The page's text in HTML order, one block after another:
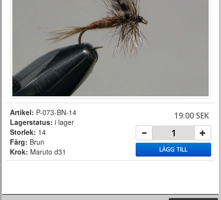
Artikel: P-073-BN-14
Lagerstatus: i lager
Storlek: 14
Färg: Brun
Krok: Maruto d31
19.00 SEK
LÄGG TILL